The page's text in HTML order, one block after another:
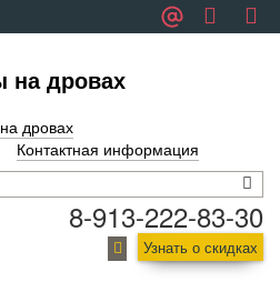
на дровах
дровах
Контактная информация
8-913-222-83-30
Узнать о скидках